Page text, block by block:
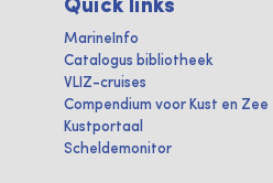
Quick links
MarineInfo
Catalogus bibliotheek
VLIZ-cruises
Compendium voor Kust en Zee
Kustportaal
Scheldemonitor